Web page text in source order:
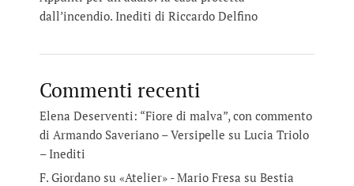
dall’incendio. Inediti di Riccardo Delfino
Commenti recenti
Elena Deserventi: “Fiore di malva”, con commento
di Armando Saveriano – Versipelle su Lucia Triolo
– Inediti
F. Giordano su «Atelier» - Mario Fresa su Bestia